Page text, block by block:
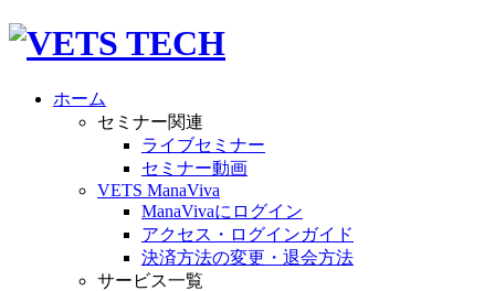
ホーム
セミナー関連
ライブセミナー
セミナー動画
VETS ManaViva
ManaVivaにログイン
アクセス・ログインガイド
決済方法の変更・退会方法
サービス一覧